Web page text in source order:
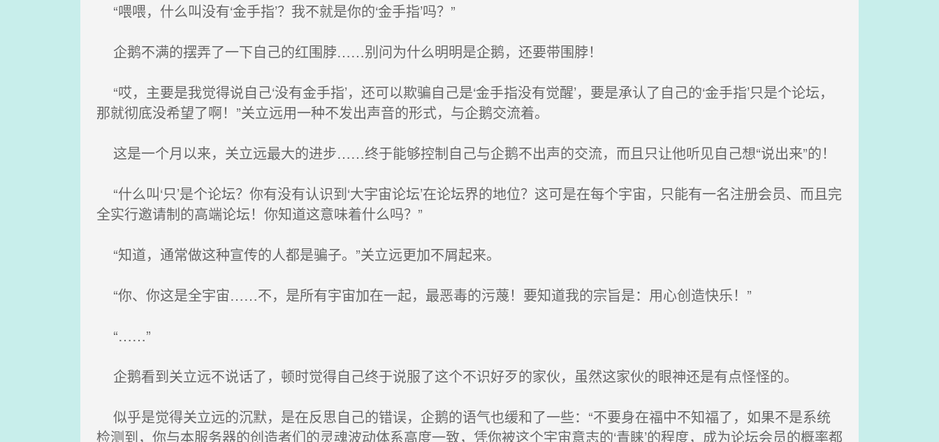
“喂喂，什么叫没有‘金手指’？我不就是你的‘金手指’吗？”
企鹅不满的摆弄了一下自己的红围脖……别问为什么明明是企鹅，还要带围脖！
“哎，主要是我觉得说自己‘没有金手指’，还可以欺骗自己是‘金手指没有觉醒’，要是承认了自己的‘金手指’只是个论坛，
那就彻底没希望了啊！”关立远用一种不发出声音的形式，与企鹅交流着。
这是一个月以来，关立远最大的进步……终于能够控制自己与企鹅不出声的交流，而且只让他听见自己想“说出来”的！
“什么叫‘只’是个论坛？你有没有认识到‘大宇宙论坛’在论坛界的地位？这可是在每个宇宙，只能有一名注册会员、而且完
全实行邀请制的高端论坛！你知道这意味着什么吗？”
“知道，通常做这种宣传的人都是骗子。”关立远更加不屑起来。
“你、你这是全宇宙……不，是所有宇宙加在一起，最恶毒的污蔑！要知道我的宗旨是：用心创造快乐！”
“……”
企鹅看到关立远不说话了，顿时觉得自己终于说服了这个不识好歹的家伙，虽然这家伙的眼神还是有点怪怪的。
似乎是觉得关立远的沉默，是在反思自己的错误，企鹅的语气也缓和了一些：“不要身在福中不知福了，如果不是系统
检测到，你与本服务器的创造者们的灵魂波动体系高度一致，凭你被这个宇宙意志的‘青睐’的程度，成为论坛会员的概率都